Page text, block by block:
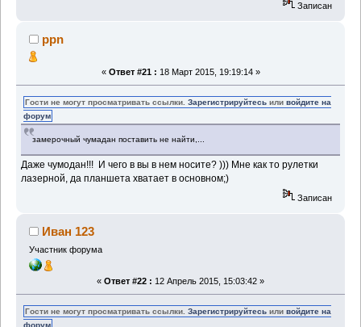
Записан
ppn
« Ответ #21 : 18 Март 2015, 19:19:14 »
Гости не могут просматривать ссылки.Зарегистрируйтесь иливойдите на
форум
замерочный чумадан поставить не найти,...
Даже чумодан!!! И чего в вы в нем носите? ))) Мне как то рулетки
лазерной, да планшета хватает в основном;)
Записан
Иван 123
Участник форума
« Ответ #22 : 12 Апрель 2015, 15:03:42 »
Гости не могут просматривать ссылки.Зарегистрируйтесь иливойдите на